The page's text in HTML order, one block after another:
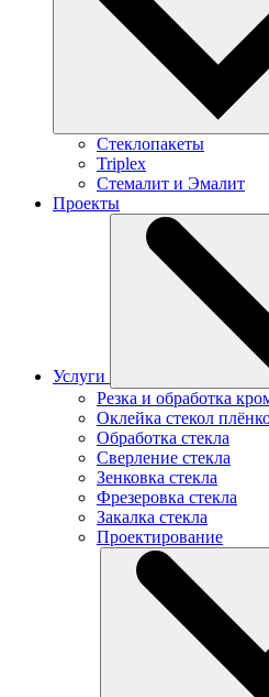
Стеклопакеты
Triplex
Стемалит и Эмалит
Проекты
Услуги
Резка и обработка
Оклейка стекол
Обработка стекла
Сверление стекла
Зенковка стекла
Фрезеровка стекла
Закалка стекла
Проектирование